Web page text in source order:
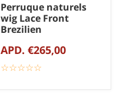
Perruque naturels
wig Lace Front
Brezilien
APD. €265,00
☆☆☆☆☆
★★★★★